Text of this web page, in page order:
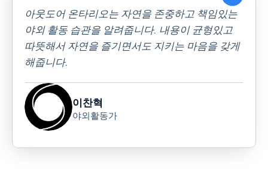
아웃도어 온타리오는 자연을 존중하고 책임있는
야외 활동 습관을 알려줍니다. 내용이 균형있고
따뜻해서 자연을 즐기면서도 지키는 마음을 갖게
해줍니다.
이찬혁
야외활동가